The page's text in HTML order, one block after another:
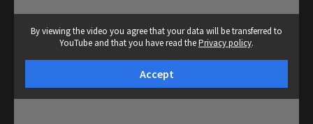
By viewing the video you agree that your data will be transferred to
YouTube and that you have read thePrivacy policy.
Accept